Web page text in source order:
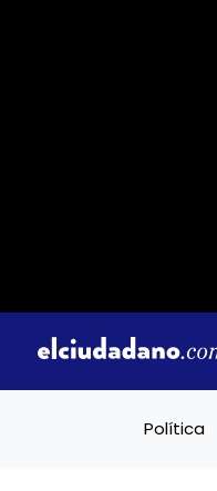
Política